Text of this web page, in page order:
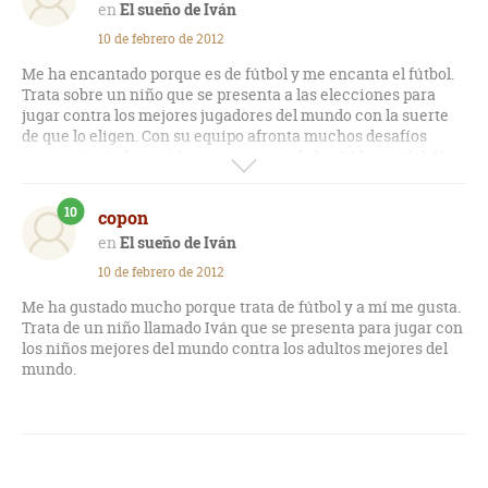
El sueño de Iván
10 de febrero de 2012
Me ha encantado porque es de fútbol y me encanta el fútbol.
Trata sobre un niño que se presenta a las elecciones para
jugar contra los mejores jugadores del mundo con la suerte
de que lo eligen. Con su equipo afronta muchos desafíos
como estar todos unidos por una cuerda las 24 horas del día y
atrapar a un cerdo en un hotel. Por fin llega el día tan
esperado pero lo expulsan... ¿Cómo lo afrontará Iván?.
copon
El sueño de Iván
10
10 de febrero de 2012
Me ha gustado mucho porque trata de fútbol y a mí me gusta.
Trata de un niño llamado Iván que se presenta para jugar con
los niños mejores del mundo contra los adultos mejores del
mundo.